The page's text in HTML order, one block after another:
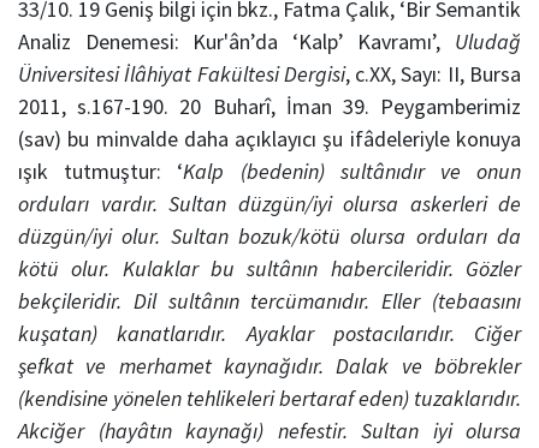
33/10. 19 Geniş bilgi için bkz., Fatma Çalık, ‘Bir Semantik
Analiz Denemesi: Kur'ân’da ‘Kalp’ Kavramı’, Uludağ
Üniversitesi İlâhiyat Fakültesi Dergisi, c.XX, Sayı: II, Bursa
2011, s.167-190. 20 Buharî, İman 39. Peygamberimiz
(sav) bu minvalde daha açıklayıcı şu ifâdeleriyle konuya
ışık tutmuştur: ‘Kalp (bedenin) sultânıdır ve onun
orduları vardır. Sultan düzgün/iyi olursa askerleri de
düzgün/iyi olur. Sultan bozuk/kötü olursa orduları da
kötü olur. Kulaklar bu sultânın habercileridir. Gözler
bekçileridir. Dil sultânın tercümanıdır. Eller (tebaasını
kuşatan) kanatlarıdır. Ayaklar postacılarıdır. Ciğer
şefkat ve merhamet kaynağıdır. Dalak ve böbrekler
(kendisine yönelen tehlikeleri bertaraf eden) tuzaklarıdır.
Akciğer (hayâtın kaynağı) nefestir. Sultan iyi olursa